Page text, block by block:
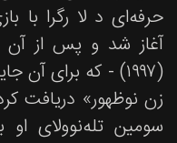
آغاز شد و پس از آن
(۱۹۹۷) - که برای آن
سومین تله‌نوولای او